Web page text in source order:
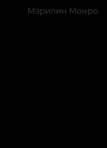
Мэрилин Монро